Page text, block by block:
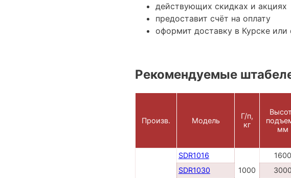
действующих скидках и акциях
предоставит счёт на оплату
оформит доставку в Курске
Рекомендуемые
Произв. Модель
Г/п,
кг
мм
SDR1016
1000
1600
SDR1030
3000